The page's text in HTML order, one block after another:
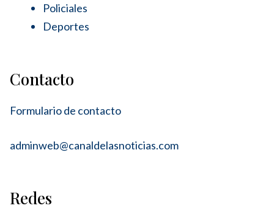
Policiales
Deportes
Contacto
Formulario de contacto
adminweb@canaldelasnoticias.com
Redes